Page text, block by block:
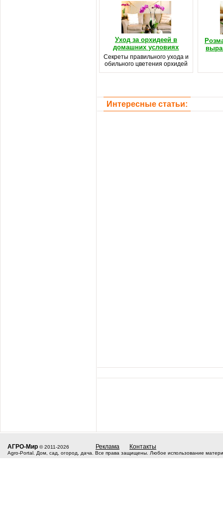
Уход за орхидеей в
домашних условиях
Секреты правильного ухода и
обильного цветения орхидей
Интересные статьи:
АГРО-Мир © 2011-2026 Реклама Контакты
Agro-Portal. Дом, сад, огород, дача. Все права защищены. Любое использование